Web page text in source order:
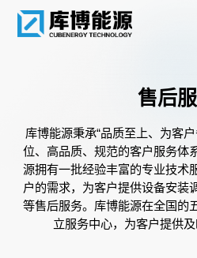
售后
库博能源秉承“品质至上、为客
位、高品质、规范的客户服务体
源拥有一批经验丰富的专业技术
户的需求，为客户提供设备安装
等售后服务。库博能源在全国的
立服务中心，为客户提供及